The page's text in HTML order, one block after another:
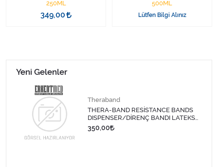
Sarf Malzemeleri
Sarf Malzemeleri
Tıbbi Tekstil Ürünleri
Varis Çorapları
250ML
349,00
500ML
Lütfen Bilgi Alınız
Yeni Gelenler
Theraband
THERA-BAND RESİSTANCE BANDS
DISPENSER/DİRENÇ BANDI LATEKS
1,5 MT-SARI
350,00